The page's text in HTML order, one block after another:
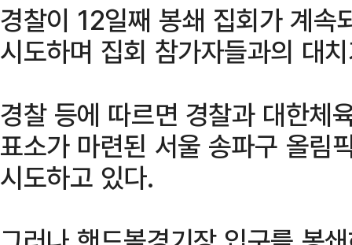
경찰이 12일째 봉쇄 집회가 계속
시도하며 집회 참가자들과의 대
경찰 등에 따르면 경찰과 대한체
표소가 마련된 서울 송파구 올림
시도하고 있다.